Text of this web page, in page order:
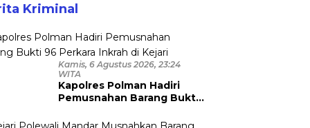
Kriminal
Kamis, 6 Agustus 2026, 23:24
WITA
Kapolres Polman Hadiri
Pemusnahan Barang Bukti